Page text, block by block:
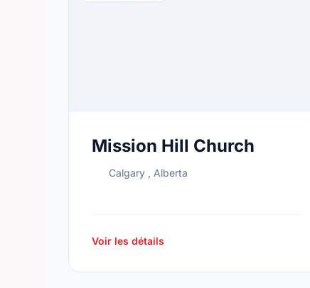
Mission Hill Church
Calgary , Alberta
Voir les détails